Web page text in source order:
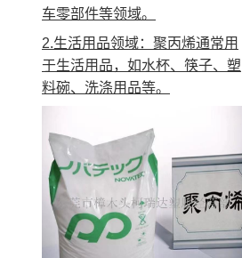
车零部件等领域。
2.生活用品领域：聚丙烯通常用
于生活用品，如水杯、筷子、塑
料碗、洗涤用品等。